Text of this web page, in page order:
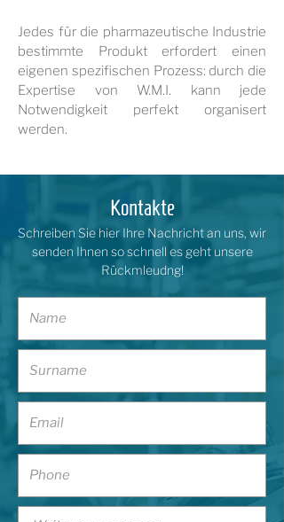
Jedes für die pharmazeutische Industrie
bestimmte Produkt erfordert einen
eigenen spezifischen Prozess: durch die
Expertise von W.M.I. kann jede
Notwendigkeit perfekt organisert
werden.
Kontakte
Schreiben Sie hier Ihre Nachricht an uns, wir
senden Ihnen so schnell es geht unsere
Rückmleudng!